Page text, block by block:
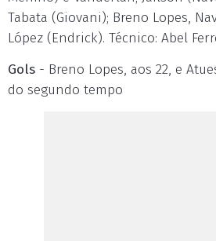
Tabata (Giovani); Breno Lopes,
López (Endrick). Técnico: Abel
Gols - Breno Lopes, aos 22, e
do segundo tempo